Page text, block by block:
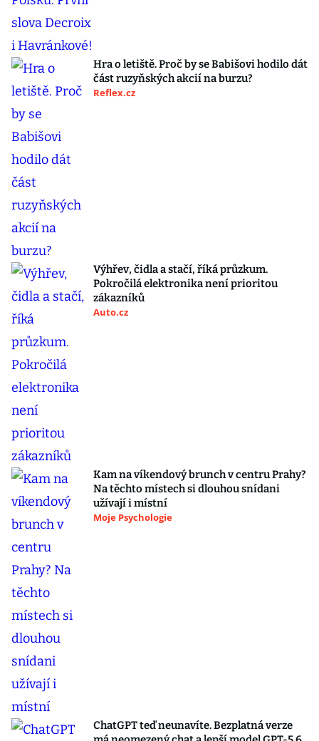
Hra o letiště. Proč by se Babišovi hodilo dát
část ruzyňských akcií na burzu?
Reflex.cz
Výhřev, čidla a stačí, říká průzkum.
Pokročilá elektronika není prioritou
zákazníků
Auto.cz
Kam na víkendový brunch v centru Prahy?
Na těchto místech si dlouhou snídani
užívají i místní
Moje Psychologie
ChatGPT teď neunavíte. Bezplatná verze